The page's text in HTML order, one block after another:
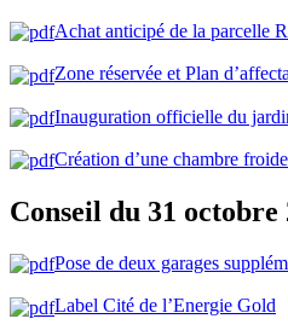
Achat anticipé de la parcelle
Zone réservée et Plan
Inauguration officielle du
Création d’une chambre
Conseil du 31 octobre
Pose de deux garages
Label Cité de l’Energie Gold